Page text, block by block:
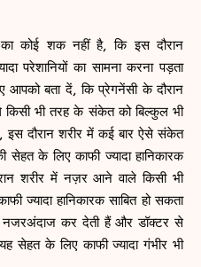
कोई शक नहीं है, कि इस दौरान
परेशानियों का सामना करना पड़ता
बता दें, कि प्रेगनेंसी के दौरान
भी तरह के संकेत को बिल्कुल भी
इस दौरान शरीर में कई बार ऐसे संकेत
के लिए काफी ज्यादा हानिकारक
शरीर में नज़र आने वाले किसी भी
ज्यादा हानिकारक साबित हो सकता
कर देती हैं और डॉक्टर से
सेहत के लिए काफी ज्यादा गंभीर भी